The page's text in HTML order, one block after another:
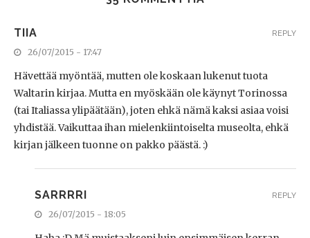
TIIA
26/07/2015 - 17:47
Hävettää myöntää, mutten ole koskaan lukenut tuota
Waltarin kirjaa. Mutta en myöskään ole käynyt Torinossa
(tai Italiassa ylipäätään), joten ehkä nämä kaksi asiaa voisi
yhdistää. Vaikuttaa ihan mielenkiintoiselta museolta, ehkä
kirjan jälkeen tuonne on pakko päästä. :)
REPLY
SARRRRI
26/07/2015 - 18:05
REPLY